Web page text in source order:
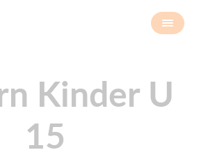
Kinder U
15